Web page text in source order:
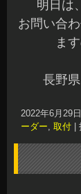
明日は
お問い合
ま
長野
2022年6月29日
ーダー, 取付